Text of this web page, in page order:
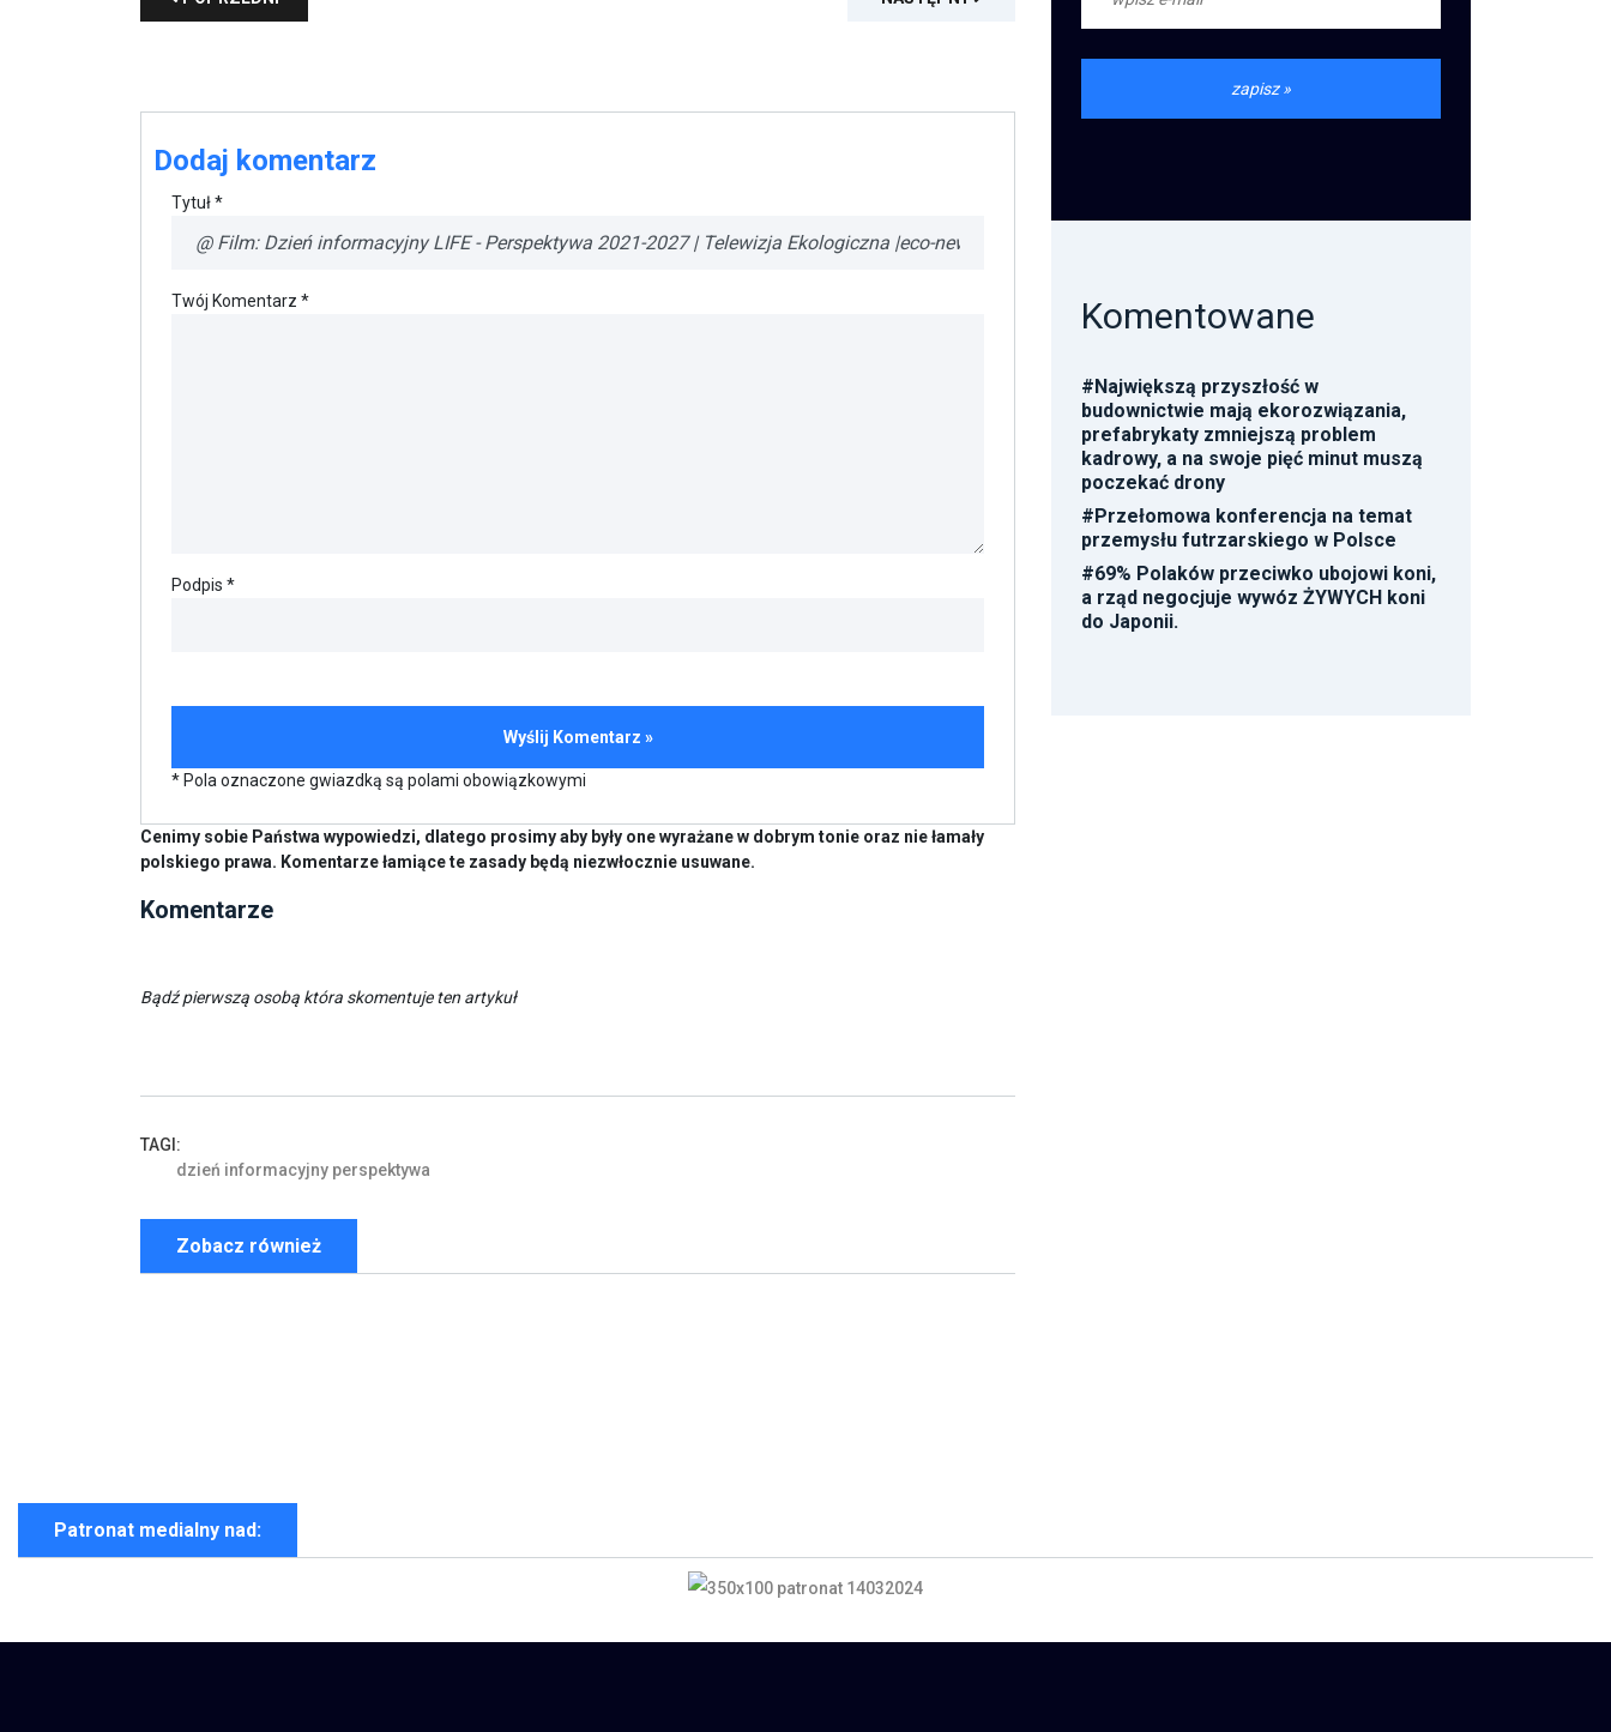
Dodaj komentarz
Tytuł *
Twój Komentarz *
Podpis *
* Pola oznaczone gwiazdką są polami obowiązkowymi
Cenimy sobie Państwa wypowiedzi, dlatego prosimy aby były one wyrażane w dobrym tonie oraz nie łamały
polskiego prawa. Komentarze łamiące te zasady będą niezwłocznie usuwane.
Komentarze
Bądź pierwszą osobą która skomentuje ten artykuł
TAGI:
dzień informacyjny perspektywa
Zobacz również
Komentowane
#Największą przyszłość w
budownictwie mają ekorozwiązania,
prefabrykaty zmniejszą problem
kadrowy, a na swoje pięć minut muszą
poczekać drony
#Przełomowa konferencja na temat
przemysłu futrzarskiego w Polsce
#69% Polaków przeciwko ubojowi koni,
a rząd negocjuje wywóz ŻYWYCH koni
do Japonii.
Patronat medialny nad: